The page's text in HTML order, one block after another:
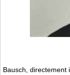
Bausch, directement